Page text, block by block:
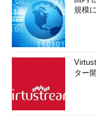
規模
ター